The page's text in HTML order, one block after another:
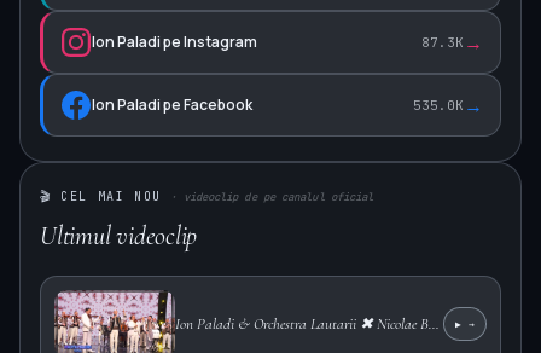
Ion Paladi pe Instagram 87.3K →
Ion Paladi pe Facebook 535.0K →
🎬 CEL MAI NOU · videoclip de pe canalul oficial
Ultimul videoclip
Ion Paladi & Orchestra Lautarii ✖ Nicolae Botgros - PROTEVELION 2026 ▶ →